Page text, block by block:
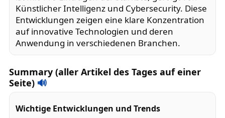
Künstlicher Intelligenz und Cybersecurity. Diese
Entwicklungen zeigen eine klare Konzentration
auf innovative Technologien und deren
Anwendung in verschiedenen Branchen.
Summary (aller Artikel des Tages auf einer
Seite) 🔊
Wichtige Entwicklungen und Trends